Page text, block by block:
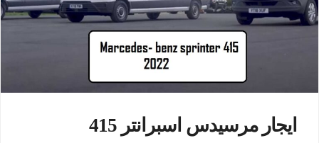
ايجار مرسيدس اسبرانتر 415